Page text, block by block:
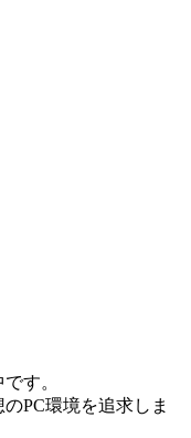
す。
PC環境を追求しま